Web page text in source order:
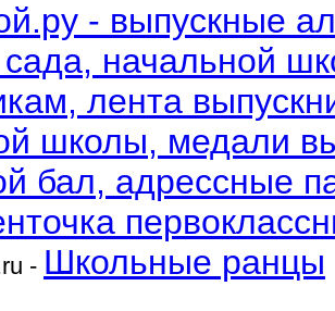
- выпускные
сада, начальной
лента
школы, медали
бал, адрессные
- Школьные ранцы